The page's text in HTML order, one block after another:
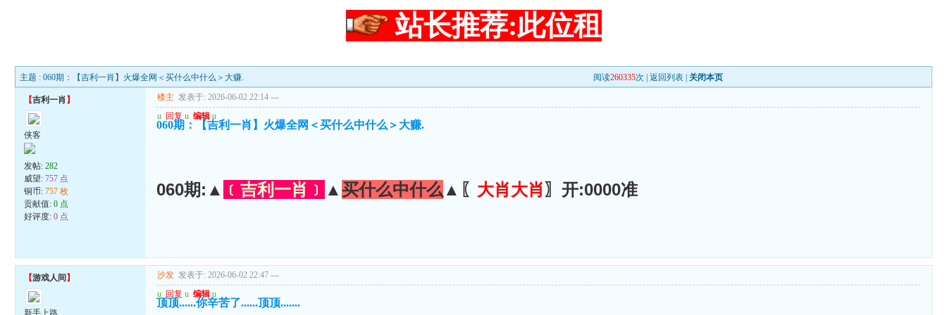
站长推荐:此位租
主题 : 060期：【吉利一肖】火爆全网＜买什么中什么＞大赚. 阅读260335次 |返回列表 关闭本页
【吉利一肖 】
侠客
发帖:282
威望:757 点
铜币:757 枚
贡献值:0 点
好评度:0 点
楼主 发表于: 2026-06-02 22:14 ---
u 回复 u 编辑 u
060期：【吉利一肖】火爆全网＜买什么中什么＞大赚.
060期:▲ ﹝吉利一肖﹞ ▲买什么中什么 ▲〖 大肖大肖〗开:0000准
【游戏人间 】
新手上路
沙发 发表于: 2026-06-02 22:47 ---
u 回复 u 编辑 u
顶顶......你辛苦了......顶顶.......